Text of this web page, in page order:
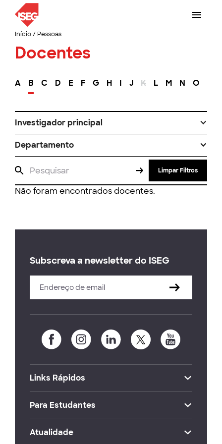
Início/ Pessoas
Docentes
A B C D E F G H I J K L M N O
Investigador principal
Departamento
Limpar Filtros
Não foram encontrados docentes.
Subscreva a newsletter do ISEG
Links Rápidos
Para Estudantes
Atualidade